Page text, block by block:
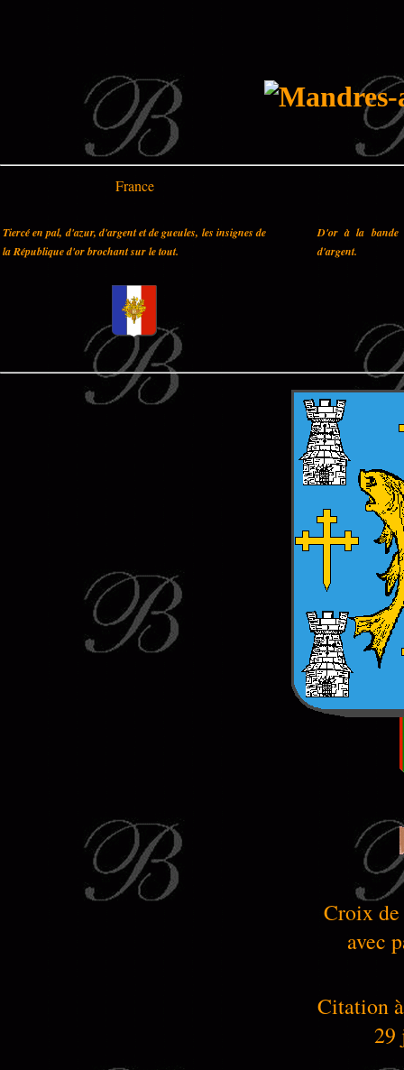
France
Tiercé en pal, d'azur, d'argent et de gueules, les insignes de
la République d'or brochant sur le tout.
D'or à la bande
d'argent.
Croix
avec
Citation
29